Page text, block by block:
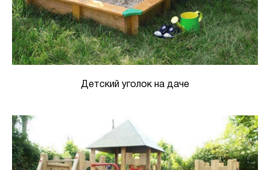
Детский уголок на даче